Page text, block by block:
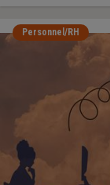
Personnel/RH